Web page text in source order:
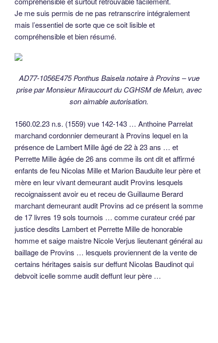
Je me suis permis de ne pas retranscrire intégralement
mais l’essentiel de sorte que ce soit lisible et
compréhensible et bien résumé.
AD77-1056E475 Ponthus Baisela notaire à Provins – vue
prise par Monsieur Miraucourt du CGHSM de Melun, avec
son aimable autorisation.
1560.02.23 n.s. (1559) vue 142-143 … Anthoine Parrelat
marchand cordonnier demeurant à Provins lequel en la
présence de Lambert Mille âgé de 22 à 23 ans … et
Perrette Mille âgée de 26 ans comme ils ont dit et affirmé
enfants de feu Nicolas Mille et Marion Bauduite leur père et
mère en leur vivant demeurant audit Provins lesquels
recoignaissent avoir eu et receu de Guillaume Berard
marchant demeurant audit Provins ad ce présent la somme
de 17 livres 19 sols tournois … comme curateur créé par
justice desdits Lambert et Perrette Mille de honorable
homme et saige maistre Nicole Verjus lieutenant général au
baillage de Provins … lesquels proviennent de la vente de
certains héritages saisis sur deffunt Nicolas Baudinot qui
debvoit icelle somme audit deffunt leur père …